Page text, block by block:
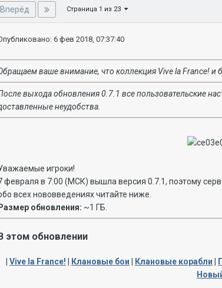
Вперёд Страница 1 из 23
6 фев 2018, 07:37:40
ваше внимание, что коллекция Vive la France! и
выхода обновления 0.7.1 все пользовательские
неудобства.
игроки!
февраля в 7:00 (МСК) вышла версия 0.7.1, поэтому
всех нововведениях читайте ниже.
Размер обновления: ~1 ГБ.
этом обновлении
Vive la France! Клановые бои Клановые корабли